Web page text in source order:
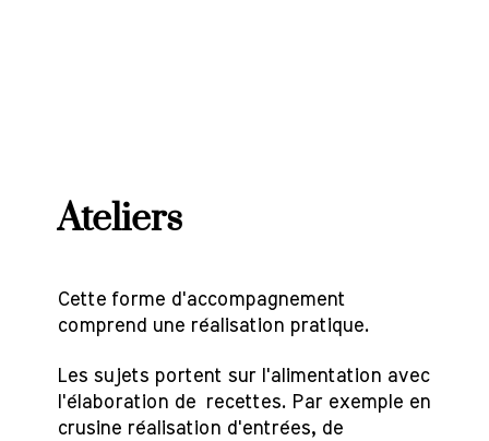
Ateliers
Cette forme d'accompagnement
comprend une réalisation pratique.
Les sujets portent sur l'alimentation avec
l'élaboration de
recettes. Par exemple en
crusine réalisation d'entrées, de